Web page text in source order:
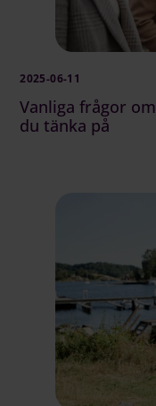
2025-06-11
Vanliga frågor
du tänka på